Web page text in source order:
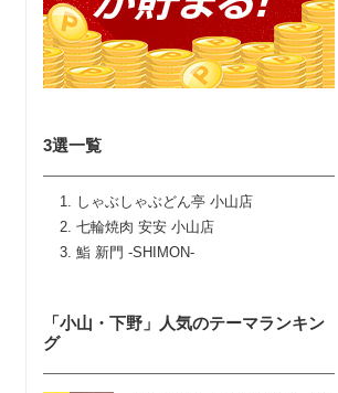
3選一覧
しゃぶしゃぶどん亭 小山店
七輪焼肉 安安 小山店
鮨 新門 ‐SHIMON‐
「小山・下野」人気のテーマランキン
グ